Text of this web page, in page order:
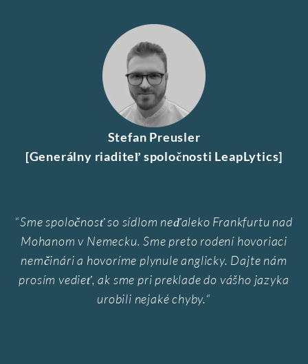
Stefan Preusler
[Generálny riaditeľ spoločnosti LeapLytics]
“Sme spoločnosť so sídlom neďaleko Frankfurtu nad
Mohanom v Nemecku. Sme preto rodení hovoriaci
nemčinári a hovoríme plynule anglicky. Dajte nám
prosím vedieť, ak sme pri preklade do vášho jazyka
urobili nejaké chyby.“